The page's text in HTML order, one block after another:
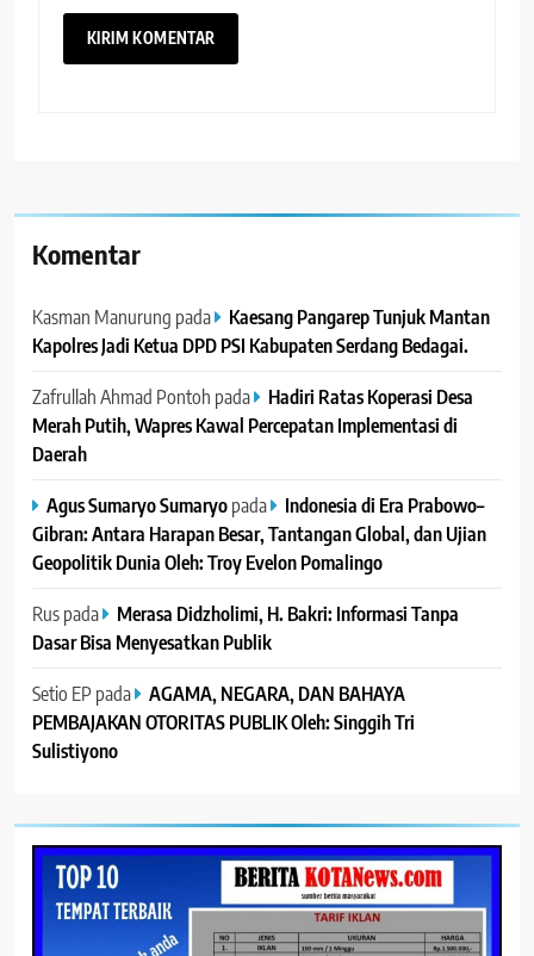
Komentar
Kasman Manurung pada
Kaesang Pangarep Tunjuk Mantan
Kapolres Jadi Ketua DPD PSI Kabupaten Serdang Bedagai. ‎ ‎
Zafrullah Ahmad Pontoh pada
Hadiri Ratas Koperasi Desa
Merah Putih, Wapres Kawal Percepatan Implementasi di
Daerah
Agus Sumaryo Sumaryopada
Indonesia di Era Prabowo–
Gibran: Antara Harapan Besar, Tantangan Global, dan Ujian
Geopolitik Dunia Oleh: Troy Evelon Pomalingo
Ruspada
Merasa Didzholimi, H. Bakri: Informasi Tanpa
Dasar Bisa Menyesatkan Publik
Setio EP pada
AGAMA, NEGARA, DAN BAHAYA
PEMBAJAKAN OTORITAS PUBLIK Oleh: Singgih Tri
Sulistiyono